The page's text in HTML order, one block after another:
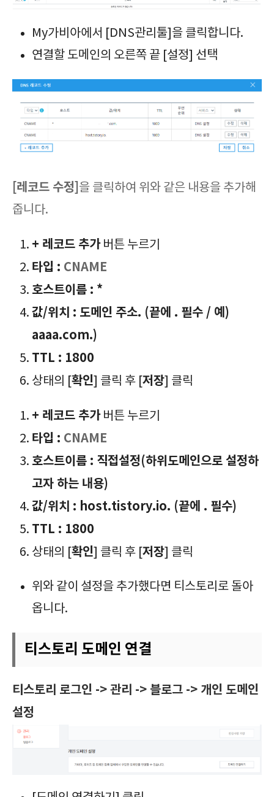
My가비아에서 [DNS관리툴]을 클릭합니다.
연결할 도메인의 오른쪽 끝 [설정] 선택
[레코드​ 수정] 을 클릭하여 위와 같은 내용을 추가해
줍니다.
+ 레코드 추가 버튼 누르기
타입 : CNAME
호스트이름 : *
값/위치 : 도메인 주소. (끝에 . 필수 / 예)
aaaa.com.)
TTL : 1800
상태의 [확인] 클릭 후 [저장] 클릭
+ 레코드 추가 버튼 누르기
타입 : CNAME
호스트이름 : 직접설정(하위도메인으로 설정하
고자 하는 내용)
값/위치 : host.tistory.io. (끝에 . 필수)
TTL : 1800
상태의 [확인] 클릭 후 [저장] 클릭
위와 같이 설정을 추가했다면 티스토리로 돌아
옵니다.
티스토리 도메인 연결
티스토리 로그인 -> 관리 -> 블로그 -> 개인 도메인
설정